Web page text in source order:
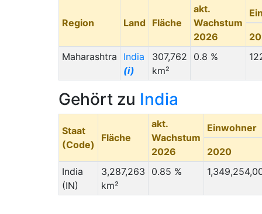
Region Land Fläche
akt.
Wachstum
2026
Maharashtra
India
(i)
307,762
km²
0.8 %
Gehört zu India
Staat
(Code)
Fläche
akt.
Wachstum
2026
Einwohner
2020
India
(IN)
3,287,263
km²
0.85 %